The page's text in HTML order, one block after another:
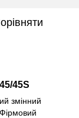
45S
змінний